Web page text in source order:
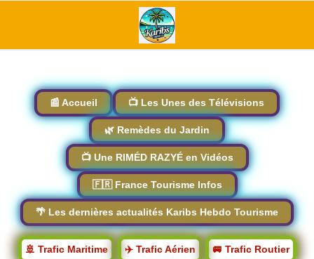
📰 Accueil 📺 Les Unes des Télévisions
🌿 Remèdes du Jardin
📺 Une RIMÉD RAZYÉ en Vidéos
🇫🇷 France Tourisme Infos
🌴 Les dernières actualités Karibs Hebdo Tourisme
🚢 Trafic Maritime ✈️ Trafic Aérien 🚐 Trafic Routier